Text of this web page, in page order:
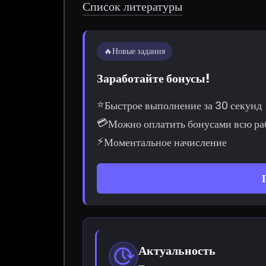
Список литературы
🔥Новые задания
Заработайте бонусы!
⭐Быстрое выполнение за 30 секунд
💳Можно оплатить бонусами всю
⚡Моментальное начисление
Актуальность